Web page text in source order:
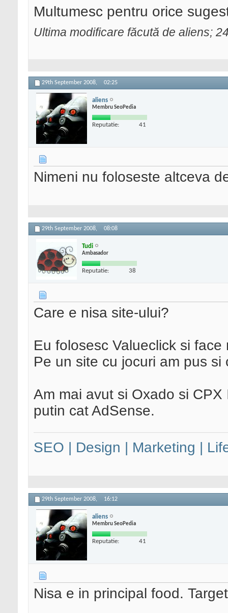
Multumesc pentru orice
Ultima modificare făcută de aliens;
29th September 2008, 02:25
aliens
Membru SeoPedia
Reputatie: 41
Nimeni nu foloseste altceva
29th September 2008, 08:08
Tudi
Ambasador
Reputatie: 38
Care e nisa site-ului?
Eu folosesc Valueclick si
Pe un site cu jocuri am pus
Am mai avut si Oxado si
putin cat AdSense.
SEO | Design | Marketing |
29th September 2008, 16:12
aliens
Membru SeoPedia
Reputatie: 41
Nisa e in principal food.